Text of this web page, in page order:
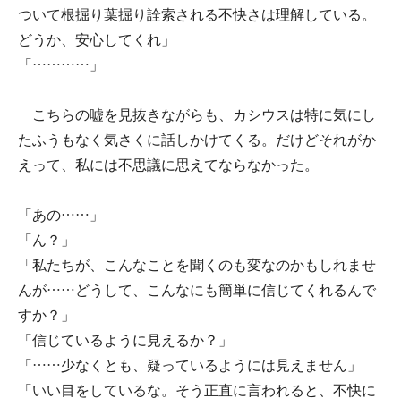
ついて根掘り葉掘り詮索される不快さは理解している。
どうか、安心してくれ」
「…………」
こちらの嘘を見抜きながらも、カシウスは特に気にし
たふうもなく気さくに話しかけてくる。だけどそれがか
えって、私には不思議に思えてならなかった。
「あの……」
「ん？」
「私たちが、こんなことを聞くのも変なのかもしれませ
んが……どうして、こんなにも簡単に信じてくれるんで
すか？」
「信じているように見えるか？」
「……少なくとも、疑っているようには見えません」
「いい目をしているな。そう正直に言われると、不快に